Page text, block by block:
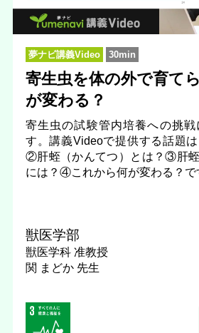
夢ナビ講義Video 30min
寄生虫を体の外で育て
が変わる？
寄生虫の試験管内培養への挑戦
す。講義Videoで提供する話題
②肝蛭（かんてつ）とは？③肝
には？④これから何が変わる？で
獣医学部
獣医学科 准教授
関 まどか 先生